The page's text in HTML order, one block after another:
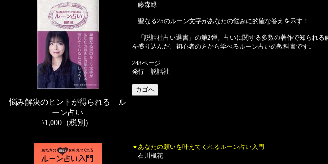
悩み解決のヒントが得られる ル
ーン占い
\1,000（税別）
藤森緑
聖なる25のルーン文字があなたの悩みに的確な答えを示す！
「説話社占い選書」の第2弾。占いに関する多数の著作で知られ
を盛り込んだ、初心者の方から学べるルーン占いの教科書です。
248ページ
発行 説話社
▼あなたの願いを叶えてくれるルーン占い入門
石川楓花